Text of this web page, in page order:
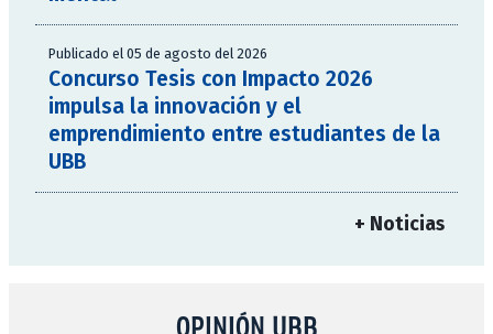
Publicado el 05 de agosto del 2026
Concurso Tesis con Impacto 2026
impulsa la innovación y el
emprendimiento entre estudiantes de la
UBB
+ Noticias
OPINIÓN UBB